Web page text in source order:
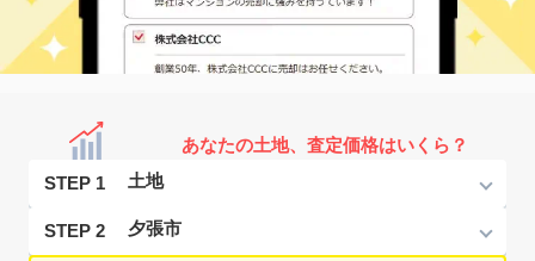
あなたの土地、査定価格はいくら？
STEP 1
STEP 2